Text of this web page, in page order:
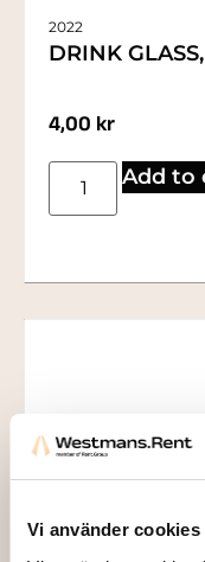
Vi använder cookies
2022
DRINK
4,00 kr
Add to